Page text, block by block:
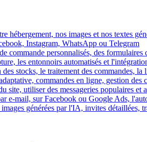
hébergement, nos images et nos textes
Instagram, WhatsApp ou Telegram
commande personnalisés, des
les entonnoirs automatisés et
stocks, le traitement des commandes, la
commandes en ligne, gestion des
utiliser des messageries populaires et
e-mail, sur Facebook ou Google Ads,
générées par l'IA, invites détaillées,